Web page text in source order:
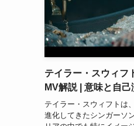
テイラー・スウィフ
MV解説 | 意味と自己
テイラー・スウィフトは
進化してきたシンガーソ